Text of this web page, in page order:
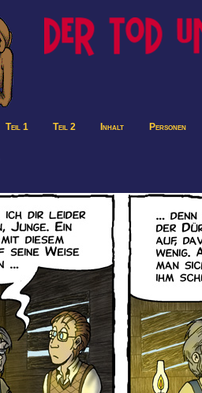
Teil 1 Teil 2 Inhalt Personen